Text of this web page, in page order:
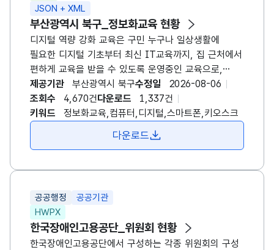
JSON + XML
부산광역시 북구_정보화교육 현황
디지털 역량 강화 교육은 구민 누구나 일상생활에
필요한 디지털 기초부터 최신 IT교육까지, 집 근처에서
편하게 교육을 받을 수 있도록 운영중인 교육으로,
부산광역시 북구 구민들의 컴퓨터 및 스마트 기기 활용
능력을 높여 정보 격차를 해소하고 일상생활은 물론
사회활동과 취업 등 다양한 분야에서 디지털 기술을
효과적으로 활용할 수 있도록 돕기 위한 취지로
운영되고 있습니다. 해당 교육과 관련한 본 데이터에는
전화번호, 안내홈페이지에 대한 정보가 포함됩니다.
제공기관 부산광역시 북구수정일
2026-08-06
조회수
4,670건다운로드
1,337건
키워드
정보화교육,컴퓨터,디지털,스마트폰,키오스크
다운로드
공공행정
공공기관
HWPX
한국장애인고용공단_위원회 현황
한국장애인고용공단에서 구성하는 각종 위원회의 구성